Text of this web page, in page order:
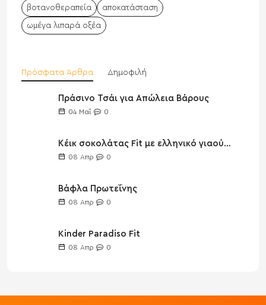
βοτανοθεραπεία αποκατάσταση
ωμέγα λιπαρά οξέα
Πρόσφατα Άρθρα Δημοφιλή
Πράσινο Τσάι για Απώλεια Βάρους
04 Μαΐ 0
Κέικ σοκολάτας Fit με ελληνικό γιαούρτι
08 Απρ 0
Βάφλα Πρωτεΐνης
08 Απρ 0
Kinder Paradiso Fit
08 Απρ 0